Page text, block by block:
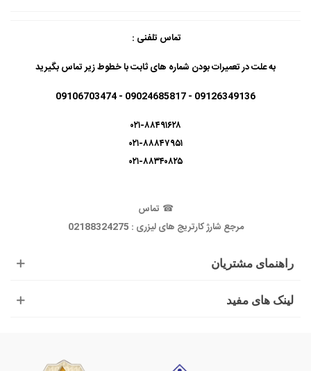
راهنمای مشتریان
لینک های مفید
تماس تلفنی :
به علت در تعمیرات بودن شماره های ثابت با خطوط زیر تماس بگیرید
09126349136 - 09024685817 - 09106703474
۰۲۱-۸۸۴۹۱۶۲۸
۰۲۱-۸۸۸۴۷۹۵۱
۰۲۱-۸۸۳۴۰۸۲۵
☎ تماس
مرجع شارژ کارتریج های لیزری : 02188324275